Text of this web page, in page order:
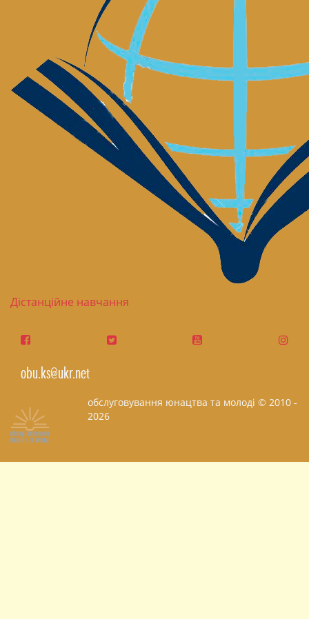
Дістанційне навчання
obu.ks@ukr.net
обслуговування юнацтва та молоді © 2010 -
2026